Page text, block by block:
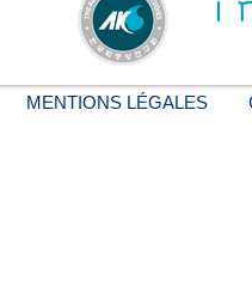
MENTIONS LÉGALES